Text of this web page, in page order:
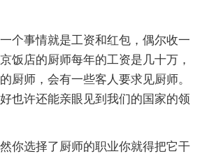
事情就是工资和红包，偶尔收一
饭店的厨师每年的工资是几十万，
厨师，会有一些客人要求见厨师。
也许还能亲眼见到我们的国家的领
选择了厨师的职业你就得把它干